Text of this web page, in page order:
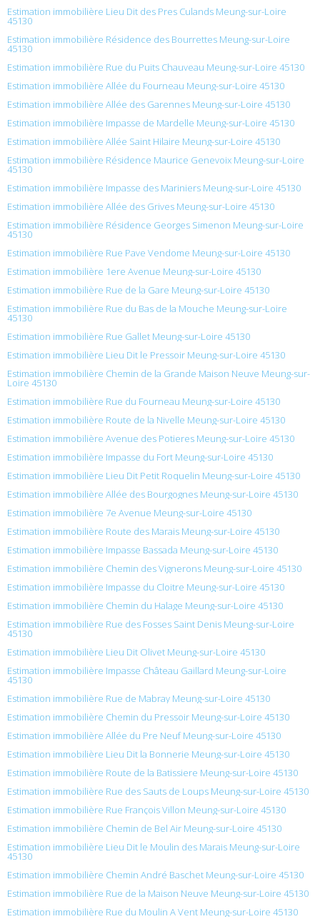
Estimation immobilière Lieu Dit des Pres Culands Meung-sur-Loire
45130
Estimation immobilière Résidence des Bourrettes Meung-sur-Loire
45130
Estimation immobilière Rue du Puits Chauveau Meung-sur-Loire 45130
Estimation immobilière Allée du Fourneau Meung-sur-Loire 45130
Estimation immobilière Allée des Garennes Meung-sur-Loire 45130
Estimation immobilière Impasse de Mardelle Meung-sur-Loire 45130
Estimation immobilière Allée Saint Hilaire Meung-sur-Loire 45130
Estimation immobilière Résidence Maurice Genevoix Meung-sur-Loire
45130
Estimation immobilière Impasse des Mariniers Meung-sur-Loire 45130
Estimation immobilière Allée des Grives Meung-sur-Loire 45130
Estimation immobilière Résidence Georges Simenon Meung-sur-Loire
45130
Estimation immobilière Rue Pave Vendome Meung-sur-Loire 45130
Estimation immobilière 1ere Avenue Meung-sur-Loire 45130
Estimation immobilière Rue de la Gare Meung-sur-Loire 45130
Estimation immobilière Rue du Bas de la Mouche Meung-sur-Loire
45130
Estimation immobilière Rue Gallet Meung-sur-Loire 45130
Estimation immobilière Lieu Dit le Pressoir Meung-sur-Loire 45130
Estimation immobilière Chemin de la Grande Maison Neuve Meung-sur-
Loire 45130
Estimation immobilière Rue du Fourneau Meung-sur-Loire 45130
Estimation immobilière Route de la Nivelle Meung-sur-Loire 45130
Estimation immobilière Avenue des Potieres Meung-sur-Loire 45130
Estimation immobilière Impasse du Fort Meung-sur-Loire 45130
Estimation immobilière Lieu Dit Petit Roquelin Meung-sur-Loire 45130
Estimation immobilière Allée des Bourgognes Meung-sur-Loire 45130
Estimation immobilière 7e Avenue Meung-sur-Loire 45130
Estimation immobilière Route des Marais Meung-sur-Loire 45130
Estimation immobilière Impasse Bassada Meung-sur-Loire 45130
Estimation immobilière Chemin des Vignerons Meung-sur-Loire 45130
Estimation immobilière Impasse du Cloitre Meung-sur-Loire 45130
Estimation immobilière Chemin du Halage Meung-sur-Loire 45130
Estimation immobilière Rue des Fosses Saint Denis Meung-sur-Loire
45130
Estimation immobilière Lieu Dit Olivet Meung-sur-Loire 45130
Estimation immobilière Impasse Château Gaillard Meung-sur-Loire
45130
Estimation immobilière Rue de Mabray Meung-sur-Loire 45130
Estimation immobilière Chemin du Pressoir Meung-sur-Loire 45130
Estimation immobilière Allée du Pre Neuf Meung-sur-Loire 45130
Estimation immobilière Lieu Dit la Bonnerie Meung-sur-Loire 45130
Estimation immobilière Route de la Batissiere Meung-sur-Loire 45130
Estimation immobilière Rue des Sauts de Loups Meung-sur-Loire 45130
Estimation immobilière Rue François Villon Meung-sur-Loire 45130
Estimation immobilière Chemin de Bel Air Meung-sur-Loire 45130
Estimation immobilière Lieu Dit le Moulin des Marais Meung-sur-Loire
45130
Estimation immobilière Chemin André Baschet Meung-sur-Loire 45130
Estimation immobilière Rue de la Maison Neuve Meung-sur-Loire 45130
Estimation immobilière Rue du Moulin A Vent Meung-sur-Loire 45130